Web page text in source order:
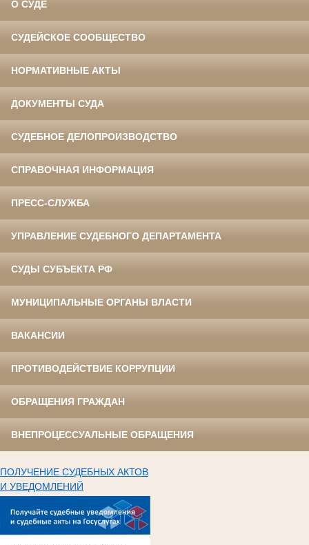
О СУДЕ
СУДЕЙСКОЕ СООБЩЕСТВО
НОРМАТИВНЫЕ АКТЫ
ДОКУМЕНТЫ СУДА
СУДЕБНОЕ ДЕЛОПРОИЗВОДСТВО
СПРАВОЧНАЯ ИНФОРМАЦИЯ
ПРЕСС-СЛУЖБА
УПРАВЛЕНИЕ СУДЕБНОГО ДЕПАРТАМЕНТА
СУДЫ СУБЪЕКТА РФ
МУНИЦИПАЛЬНЫЕ ОРГАНЫ ВЛАСТИ
ВАКАНСИИ
ПРОТИВОДЕЙСТВИЕ КОРРУПЦИИ
ОБРАЩЕНИЯ ГРАЖДАН
ВНЕПРОЦЕССУАЛЬНЫЕ ОБРАЩЕНИЯ
ПОЛУЧЕНИЕ СУДЕБНЫХ АКТОВ
И УВЕДОМЛЕНИЙ